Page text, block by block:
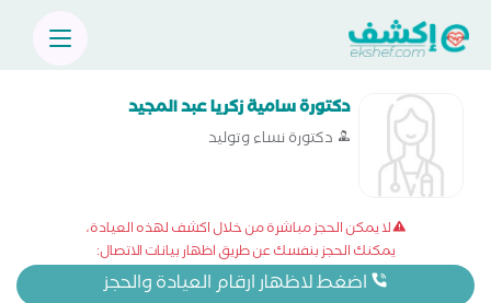
دكتورة سامية زكريا عبد المجيد
دكتورة نساء وتوليد
لا يمكن الحجز مباشرة من خلال اكشف لهذه العيادة،
يمكنك الحجز بنفسك عن طريق اظهار بيانات الاتصال:
اضغط لاظهار ارقام العيادة والحجز